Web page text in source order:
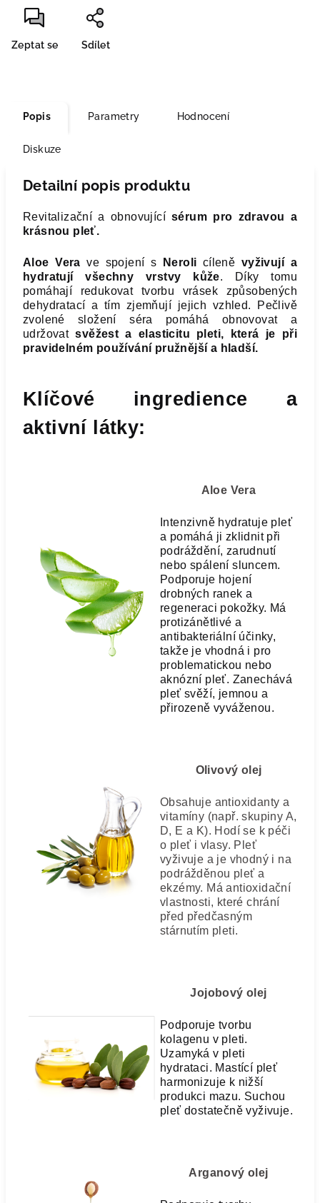
Zeptat se Sdílet
Popis Parametry Hodnocení
Diskuze
Detailní popis produktu
Revitalizační a obnovujícísérum pro zdravou a
krásnou pleť.
Aloe Verave spojení s Neroli cíleně vyživují a
hydratují všechny vrstvy kůže. Díky tomu
pomáhají redukovat tvorbu vrásek způsobených
dehydratací a tím zjemňují jejich vzhled. Pečlivě
zvolené složení séra pomáhá obnovovat a
udržovatsvěžest a elasticitu pleti, která je při
pravidelném používání pružnější a hladší.
Klíčové ingredience a
aktivní látky:
Aloe Vera
Intenzivně hydratuje pleť
a pomáhá ji zklidnit při
podráždění, zarudnutí
nebo spálení sluncem.
Podporuje hojení
drobných ranek a
regeneraci pokožky. Má
protizánětlivé a
antibakteriální účinky,
takže je vhodná i pro
problematickou nebo
aknózní pleť. Zanechává
pleť svěží, jemnou a
přirozeně vyváženou.
Olivový olej
Obsahuje antioxidanty a
vitamíny (např. skupiny A,
D, E a K). Hodí se k péči
o pleť i vlasy. Pleť
vyživuje a je vhodný i na
podrážděnou pleť a
ekzémy. Má antioxidační
vlastnosti, které chrání
před předčasným
stárnutím pleti.
Jojobový olej
Podporuje tvorbu
kolagenu v pleti.
Uzamyká v pleti
hydrataci. Mastící pleť
harmonizuje k nižší
produkci mazu. Suchou
pleť dostatečně vyživuje.
Arganový olej